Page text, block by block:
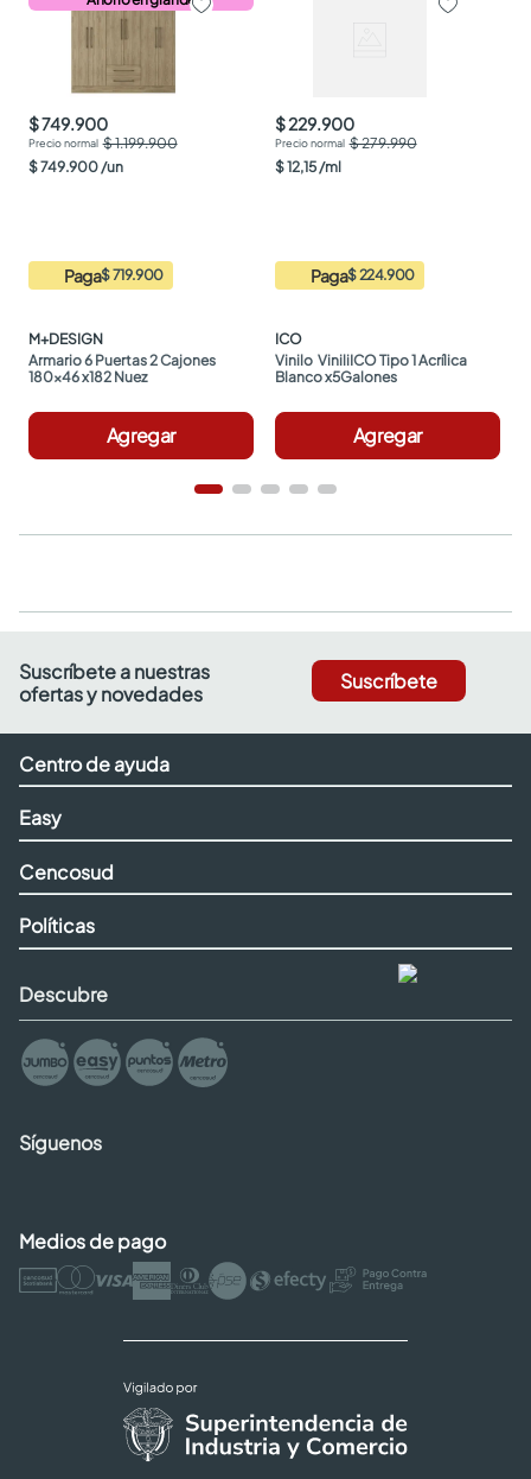
$ 749.900
$ 1.199.900
$749.900 /un
Paga$ 719.900
M+DESIGN
Armario 6 Puertas 2 Cajones
180x46 x182 Nuez
Agregar
$ 229.900
$ 279.990
$12,15 /ml
Paga$ 224.900
ICO
Vinilo  ViniliICO Tipo 1 Acrílica
Blanco x5Galones
Agregar
Suscríbete a nuestras
ofertas y novedades
Suscríbete
Centro de ayuda
Easy
Cencosud
Políticas
Descubre
Síguenos
Medios de pago